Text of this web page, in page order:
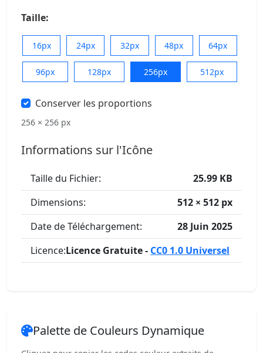
Taille:
16px 24px 32px 48px 64px
96px 128px 256px 512px
Conserver les proportions
256 × 256 px
Informations sur l'Icône
Taille du Fichier:
25.99 KB
Dimensions:
512 × 512 px
Date de Téléchargement:
28 Juin 2025
Licence:Licence Gratuite - CC0 1.0 Universel
Palette de Couleurs Dynamique